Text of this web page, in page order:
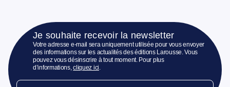
Je souhaite recevoir la newsletter
Votre adresse e-mail sera uniquement utilisée pour vous envoyer
des informations sur les actualités des éditions Larousse. Vous
pouvez vous désinscrire à tout moment. Pour plus
d’informations,cliquez ici